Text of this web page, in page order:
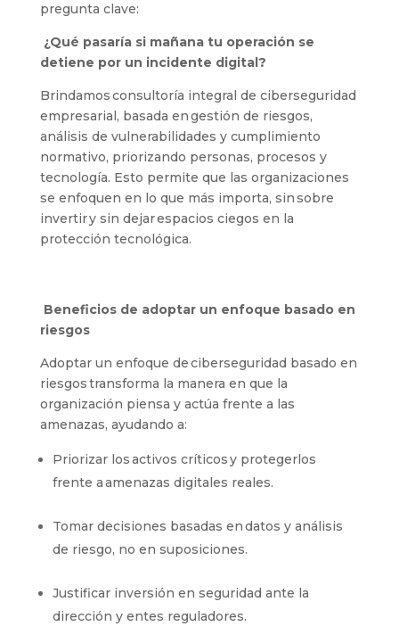
pregunta clave:
¿Qué pasaría si mañana tu operación se
detiene por un incidente digital?
Brindamos consultoría integral de ciberseguridad
empresarial, basada en gestión de riesgos,
análisis de vulnerabilidades y cumplimiento
normativo, priorizando personas, procesos y
tecnología. Esto permite que las organizaciones
se enfoquen en lo que más importa, sin sobre
invertir y sin dejar espacios ciegos en la
protección tecnológica.
Beneficios de adoptar un enfoque basado en
riesgos
Adoptar un enfoque de ciberseguridad basado en
riesgos transforma la manera en que la
organización piensa y actúa frente a las
amenazas, ayudando a:
Priorizar los activos críticos y protegerlos
frente a amenazas digitales reales.
Tomar decisiones basadas en datos y análisis
de riesgo, no en suposiciones.
Justificar inversión en seguridad ante la
dirección y entes reguladores.